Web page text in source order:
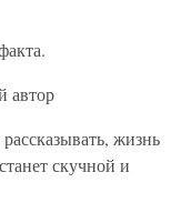
автор
жизнь
скучной и